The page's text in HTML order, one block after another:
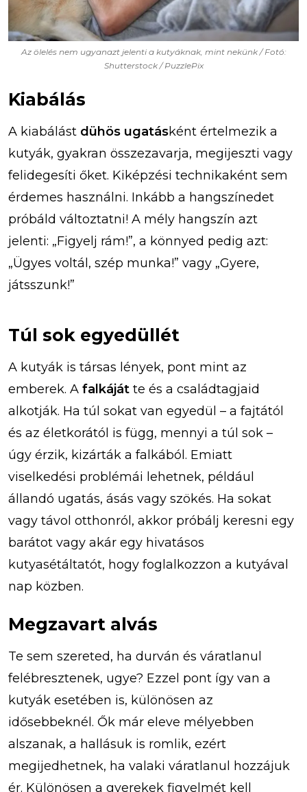
Az ölelés nem ugyanazt jelenti a kutyáknak, mint nekünk / Fotó:
Shutterstock / PuzzlePix
Kiabálás
A kiabálást dühös ugatásként értelmezik a
kutyák, gyakran összezavarja, megijeszti vagy
felidegesíti őket. Kiképzési technikaként sem
érdemes használni. Inkább a hangszínedet
próbáld változtatni! A mély hangszín azt
jelenti: „Figyelj rám!”, a könnyed pedig azt:
„Ügyes voltál, szép munka!” vagy „Gyere,
játsszunk!”
Túl sok egyedüllét
A kutyák is társas lények, pont mint az
emberek. A falkáját te és a családtagjaid
alkotják. Ha túl sokat van egyedül – a fajtától
és az életkorától is függ, mennyi a túl sok –
úgy érzik, kizárták a falkából. Emiatt
viselkedési problémái lehetnek, például
állandó ugatás, ásás vagy szökés. Ha sokat
vagy távol otthonról, akkor próbálj keresni egy
barátot vagy akár egy hivatásos
kutyasétáltatót, hogy foglalkozzon a kutyával
nap közben.
Megzavart alvás
Te sem szereted, ha durván és váratlanul
felébresztenek, ugye? Ezzel pont így van a
kutyák esetében is, különösen az
idősebbeknél. Ők már eleve mélyebben
alszanak, a hallásuk is romlik, ezért
megijedhetnek, ha valaki váratlanul hozzájuk
ér. Különösen a gyerekek figyelmét kell